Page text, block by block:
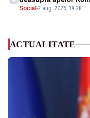
Social -2 aug. 2026, 19:28
ACTUALITATE